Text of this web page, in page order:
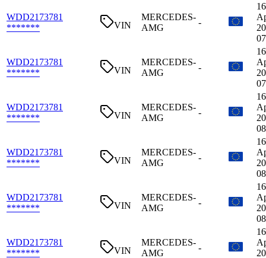
WDD2173781
*******
VIN
MERCEDES-
AMG
-
WDD2173781
*******
VIN
MERCEDES-
AMG
-
WDD2173781
*******
VIN
MERCEDES-
AMG
-
WDD2173781
*******
VIN
MERCEDES-
AMG
-
WDD2173781
*******
VIN
MERCEDES-
AMG
-
WDD2173781
*******
VIN
MERCEDES-
AMG
-